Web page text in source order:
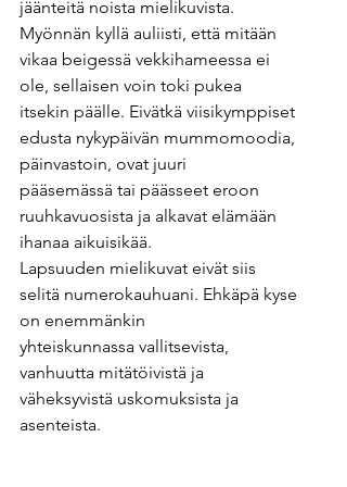
jäänteitä noista mielikuvista.
Myönnän kyllä auliisti, että mitään
vikaa beigessä vekkihameessa ei
ole, sellaisen voin toki pukea
itsekin päälle. Eivätkä viisikymppiset
edusta nykypäivän mummomoodia,
päinvastoin, ovat juuri
pääsemässä tai päässeet eroon
ruuhkavuosista ja alkavat elämään
ihanaa aikuisikää.
Lapsuuden mielikuvat eivät siis
selitä numerokauhuani. Ehkäpä kyse
on enemmänkin
yhteiskunnassa vallitsevista,
vanhuutta mitätöivistä ja
väheksyvistä uskomuksista ja
asenteista.